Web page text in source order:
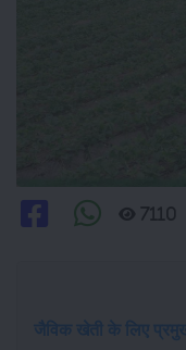
7110
जैविक खेती के लिए